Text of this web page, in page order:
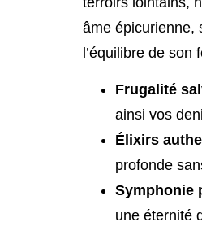
âme épicurienne,
l’équilibre de son
Frugalité
ainsi vos
Élixirs
profonde
Symphonie
une éternité